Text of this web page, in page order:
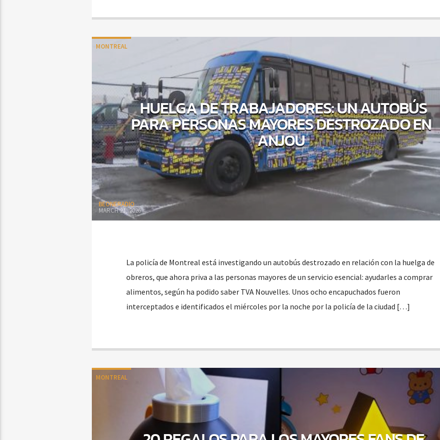
MONTREAL
HUELGA DE TRABAJADORES: UN AUTOBÚS
PARA PERSONAS MAYORES DESTROZADO EN
ANJOU
BEONERADIO
MARCH 21, 2026
La policía de Montreal está investigando un autobús destrozado en relación con la huelga de
obreros, que ahora priva a las personas mayores de un servicio esencial: ayudarles a comprar
alimentos, según ha podido saber TVA Nouvelles. Unos ocho encapuchados fueron
interceptados e identificados el miércoles por la noche por la policía de la ciudad […]
MONTREAL